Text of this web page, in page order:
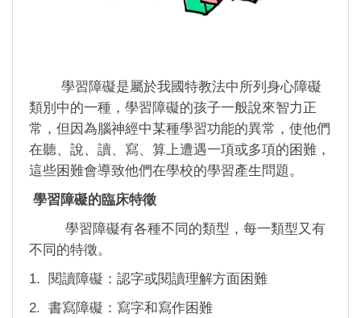
學習障礙是屬於我國特教法中所列身心障礙
類別中的一種，學習障礙的孩子一般說來智力正
常，但因為腦神經中某種學習功能的異常，使他們
在聽、說、讀、寫、算上遭遇一項或多項的困難，
這些困難會導致他們在學校的學習產生問題。
學習障礙的臨床特徵
學習障礙有各種不同的類型，每一類型又有
不同的特徵。
1. 閱讀障礙：認字或閱讀理解方面困難
2. 書寫障礙：寫字和寫作困難